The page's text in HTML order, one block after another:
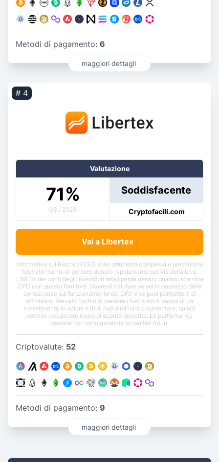
Metodi di pagamento: 6
maggiori dettagli
# 4
Valutazione
71%
03 / 2023
Soddisfacente
Cryptofacili.com
Vai a Libertex
Informativa sul Rischio: I CFD sono strumenti complessi e presentano
l’elevato rischio di perdere denaro rapidamente per via della leva.
L’89,1% dei conti degli investitori retail perde denaro quando scambia
CFD con questo fornitore. Dovresti valutare se sei in possesso delle
conoscenze sul funzionamento dei CFD e se puoi permetterti di
affrontare l’elevato rischio di perdere i tuoi soldi. Il valore di un
investimento in azioni e titoli può diminuire o aumentare, quindi
potresti recuperare meno di quanto investito. Le performance
passate non sono garanzia di risultati futuri.
Criptovalute: 52
Metodi di pagamento: 9
maggiori dettagli